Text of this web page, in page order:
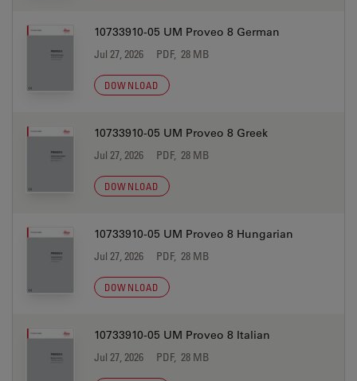
10733910-05 UM Proveo 8 German
Jul 27, 2026 PDF, 28 MB
DOWNLOAD
10733910-05 UM Proveo 8 Greek
Jul 27, 2026 PDF, 28 MB
DOWNLOAD
10733910-05 UM Proveo 8 Hungarian
Jul 27, 2026 PDF, 28 MB
DOWNLOAD
10733910-05 UM Proveo 8 Italian
Jul 27, 2026 PDF, 28 MB